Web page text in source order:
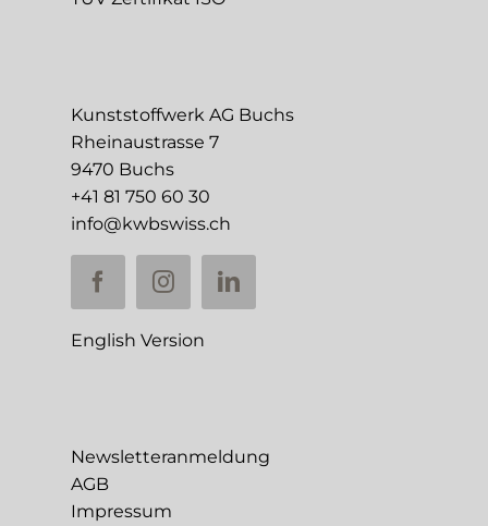
Kunststoffwerk AG Buchs
Rheinaustrasse 7
9470 Buchs
+41 81 750 60 30
info@kwbswiss.ch
English Version
Newsletteranmeldung
AGB
Impressum